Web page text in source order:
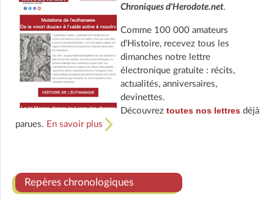
Chroniques d'Herodote.net.
Comme 100 000 amateurs
d'Histoire, recevez tous les
dimanches notre lettre
électronique gratuite : récits,
actualités, anniversaires,
devinettes.
Découvrez toutes nos lettresdéjà
parues. En savoir plus
Repères chronologiques